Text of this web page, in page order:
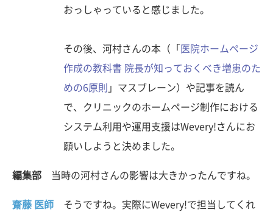
おっしゃっていると感じました。
その後、河村さんの本（「 医院ホームページ
作成の教科書 院長が知っておくべき増患のた
めの6原則 」マスブレーン）や記事を読ん
で、クリニックのホームページ制作における
システム利用や運用支援はWevery!さんにお
願いしようと決めました。
編集部 当時の河村さんの影響は大きかったんですね。
齋藤 医師 そうですね。実際にWevery!で担当してくれ